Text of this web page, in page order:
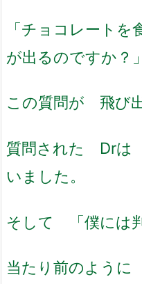
「チョコレートを
が出るのですか？
この質問が 飛び
質問された Dr
いました。
そして 「僕には
当たり前のように